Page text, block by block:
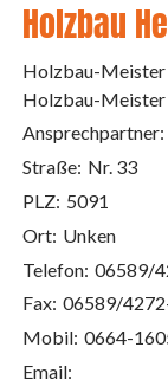
Holzbau
Holzbau-Meister
Holzbau-Meister
Ansprechpartner:
Straße: Nr. 33
PLZ: 5091
Ort: Unken
Telefon: 06589/
Fax: 06589/
Mobil: 0664-
Email: